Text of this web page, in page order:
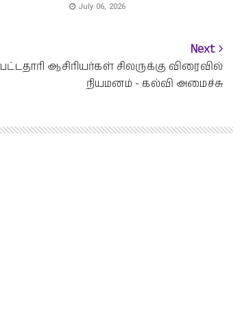
July 06, 2026
Next
பட்டதாரி ஆசிரியர்கள் சிலருக்கு விரைவில்
நியமனம் - கல்வி அமைச்சு